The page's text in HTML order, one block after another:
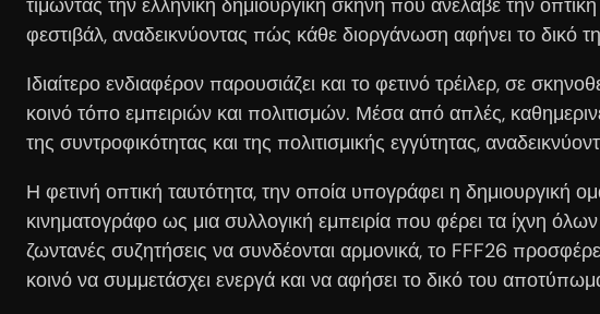
φεστιβάλ, αναδεικνύοντας πώς κάθε διοργάνωση αφήνει το δικό
Ιδιαίτερο ενδιαφέρον παρουσιάζει και το φετινό τρέιλερ, σε
κοινό τόπο εμπειριών και πολιτισμών. Μέσα από απλές,
της συντροφικότητας και της πολιτισμικής εγγύτητας,
Η φετινή οπτική ταυτότητα, την οποία υπογράφει η
κινηματογράφο ως μια συλλογική εμπειρία που φέρει τα ίχνη
ζωντανές συζητήσεις να συνδέονται αρμονικά, το FFF26
κοινό να συμμετάσχει ενεργά και να αφήσει το δικό του